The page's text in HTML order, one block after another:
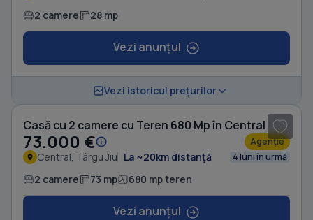
2 camere 28 mp
Vezi anunțul
Vezi istoricul prețurilor
Casă cu 2 camere cu Teren 680 Mp în Central
73.000 € Agenție
Central, Târgu Jiu La ~20km distanță 4 luni în urmă
2 camere 73 mp 680 mp teren
Vezi anunțul